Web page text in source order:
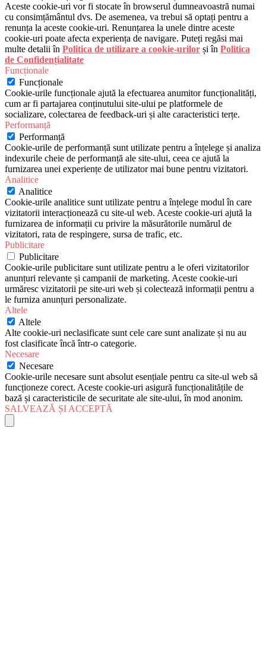
Aceste cookie-uri vor fi stocate în browserul dumneavoastră numai
cu consimțământul dvs. De asemenea, va trebui să optați pentru a
renunța la aceste cookie-uri. Renunțarea la unele dintre aceste
cookie-uri poate afecta experiența de navigare. Puteți regăsi mai
multe detalii în Politica de utilizare a cookie-urilor și în Politica
de Confidențialitate
Funcționale
Funcționale
Cookie-urile funcționale ajută la efectuarea anumitor funcționalități,
cum ar fi partajarea conținutului site-ului pe platformele de
socializare, colectarea de feedback-uri și alte caracteristici terțe.
Performanță
Performanță
Cookie-urile de performanță sunt utilizate pentru a înțelege și analiza
indexurile cheie de performanță ale site-ului, ceea ce ajută la
furnizarea unei experiențe de utilizator mai bune pentru vizitatori.
Analitice
Analitice
Cookie-urile analitice sunt utilizate pentru a înțelege modul în care
vizitatorii interacționează cu site-ul web. Aceste cookie-uri ajută la
furnizarea de informații cu privire la măsurătorile numărul de
vizitatori, rata de respingere, sursa de trafic, etc.
Publicitare
Publicitare
Cookie-urile publicitare sunt utilizate pentru a le oferi vizitatorilor
anunțuri relevante și campanii de marketing. Aceste cookie-uri
urmăresc vizitatorii pe site-uri web și colectează informații pentru a
le furniza anunțuri personalizate.
Altele
Altele
Alte cookie-uri neclasificate sunt cele care sunt analizate și nu au
fost clasificate încă într-o categorie.
Necesare
Necesare
Cookie-urile necesare sunt absolut esențiale pentru ca site-ul web să
funcționeze corect. Aceste cookie-uri asigură funcționalitățile de
bază și caracteristicile de securitate ale site-ului, în mod anonim.
SALVEAZĂ ȘI ACCEPTĂ